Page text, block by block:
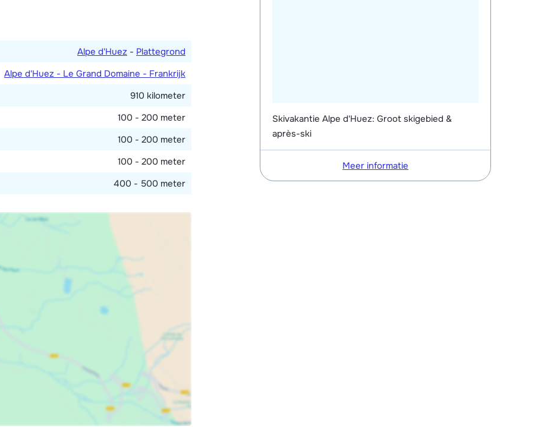
Alpe d'Huez - Plattegrond
Alpe d'Huez - Le Grand Domaine - Frankrijk
910 kilometer
100 - 200 meter
100 - 200 meter
100 - 200 meter
400 - 500 meter
Skivakantie Alpe d'Huez: Groot skigebied &
après-ski
Meer informatie